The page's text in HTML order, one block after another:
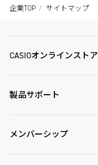
企業TOP サイトマップ
CASIOオンラインストア
製品サポート
メンバーシップ